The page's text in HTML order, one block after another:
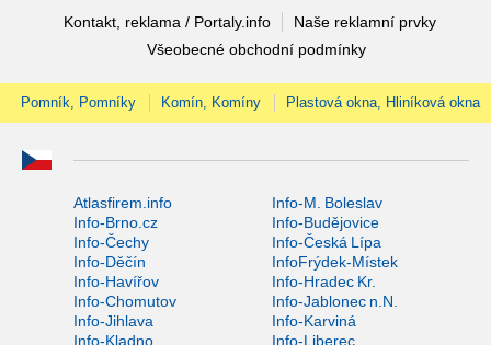
Kontakt, reklama / Portaly.info
Naše reklamní prvky
Všeobecné obchodní podmínky
Pomník, Pomníky Komín, Komíny Plastová okna, Hliníková okna
Atlasfirem.info
Info-M. Boleslav
Info-Brno.cz
Info-Budějovice
Info-Čechy
Info-Česká Lípa
Info-Děčín
InfoFrýdek-Místek
Info-Havířov
Info-Hradec Kr.
Info-Chomutov
Info-Jablonec n.N.
Info-Jihlava
Info-Karviná
Info-Kladno
Info-Liberec